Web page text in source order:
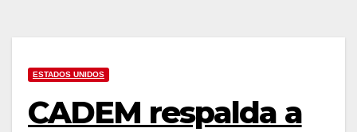
ESTADOS UNIDOS
CADEM respalda a